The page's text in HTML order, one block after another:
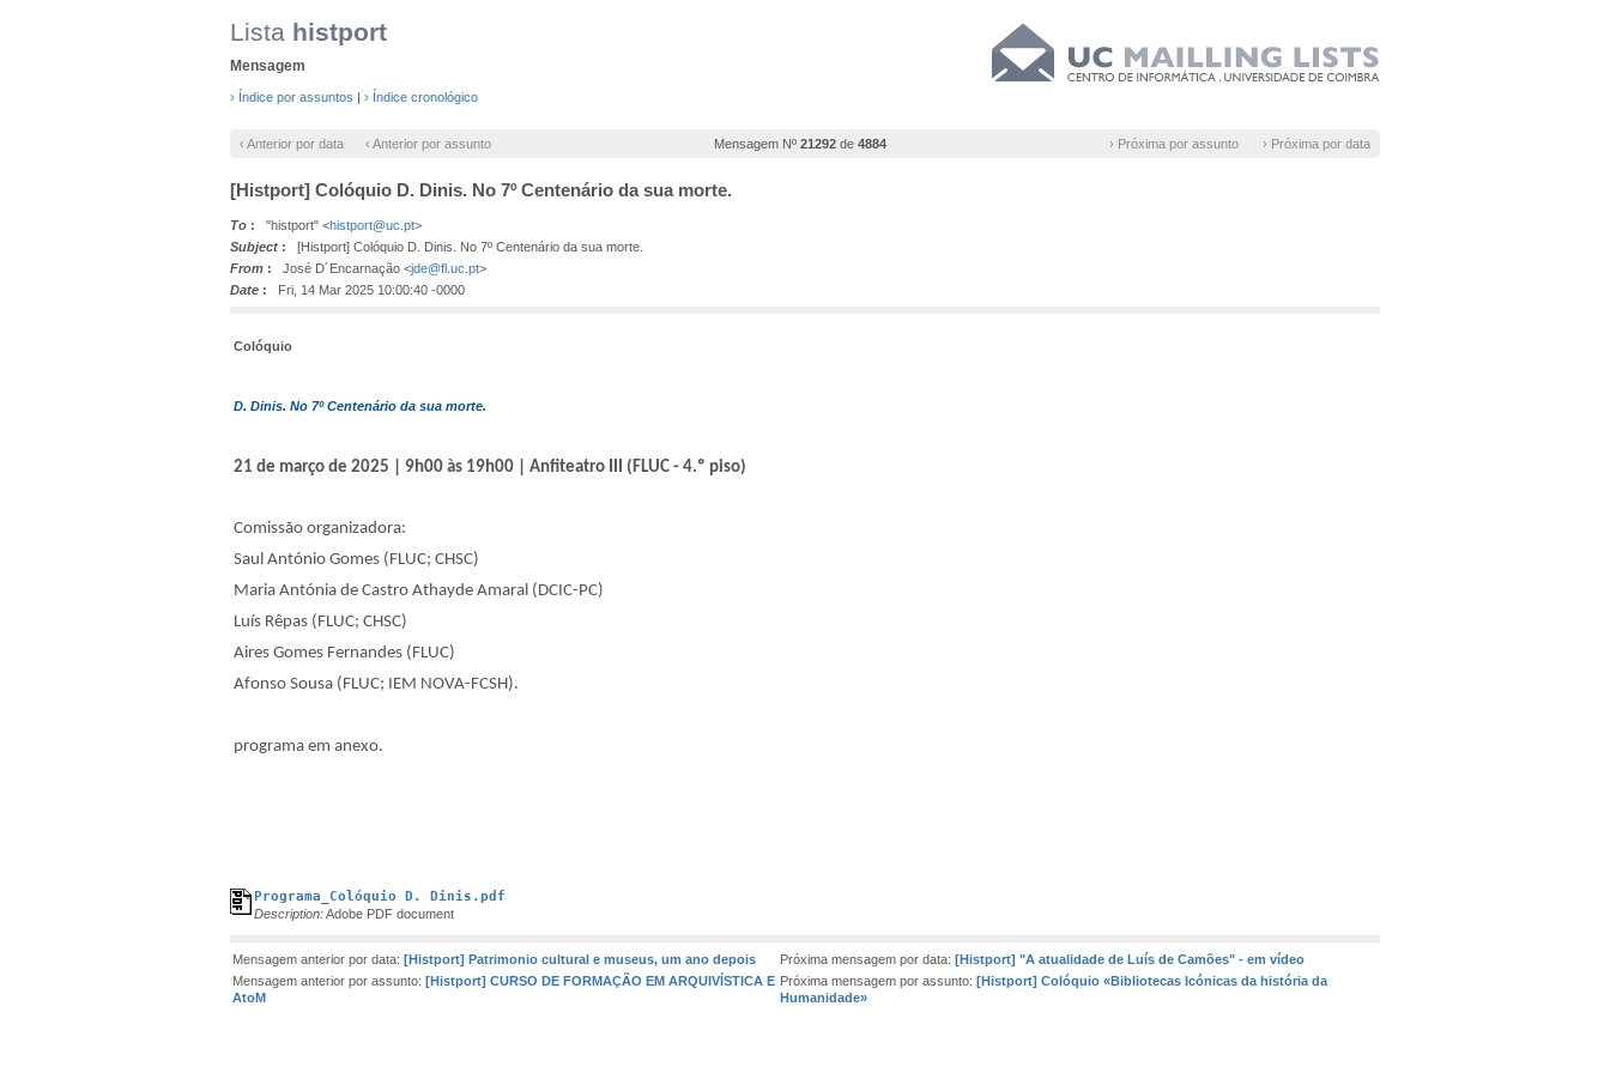
Lista histport
Mensagem
› Índice por assuntos | › Índice cronológico
‹ Anterior por data ‹ Anterior por assunto Mensagem Nº 21292 de 4884 › Próxima por assunto › Próxima por data
[Histport] Colóquio D. Dinis. No 7º Centenário da sua morte.
To : "histport" <histport@uc.pt>
Subject : [Histport] Colóquio D. Dinis. No 7º Centenário da sua morte.
From : José D´Encarnação <jde@fl.uc.pt>
Date : Fri, 14 Mar 2025 10:00:40 -0000
Colóquio
D. Dinis. No 7º Centenário da sua morte.
21 de março de 2025 | 9h00 às 19h00 | Anfiteatro III (FLUC - 4.º piso)
Comissão organizadora:
Saul António Gomes (FLUC; CHSC)
Maria Antónia de Castro Athayde Amaral (DCIC-PC)
Luís Rêpas (FLUC; CHSC)
Aires Gomes Fernandes (FLUC)
Afonso Sousa (FLUC; IEM NOVA-FCSH).
programa em anexo.
Programa_Colóquio D. Dinis.pdf
Description:Adobe PDF document
Mensagem anterior por data: [Histport] Patrimonio cultural e museus, um ano depois Próxima mensagem por data: [Histport] "A atualidade de Luís de Camões" - em vídeo
Mensagem anterior por assunto: [Histport] CURSO DE FORMAÇÃO EM ARQUIVÍSTICA E
AtoM
Próxima mensagem por assunto: [Histport] Colóquio «Bibliotecas Icónicas da história da
Humanidade»